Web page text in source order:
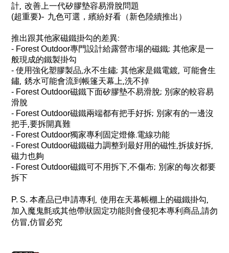
計, 改善上一代矽膠墊容易滑脫問題
(超重要)- 九色可選，繽紛好看（新色陸續推出）
推出跟其他家磁鐵掛勾的差異:
- Forest Outdoor專門設計給露營市場的磁鐵; 其他家是一
般現成的鐵製掛勾
- 使用強化塑膠製品,永不生鏽; 其他家是鐵電鍍, 可能會生
鏽, 銹水可能會流到帳篷天幕上,洗不掉
- Forest Outdoor磁鐵下面矽膠墊不易滑脫; 別家的較容易
滑脫
- Forest Outdoor磁鐵兩端都有把手好拆; 別家有的一邊沒
把手,要拆開真難
- Forest Outdoor獨家專利固定燈條.電線功能
- Forest Outdoor磁鐵磁力調整到最好用的磁性,拆拔好拆,
磁力也夠
- Forest Outdoor磁鐵可不用拆下,不傷布; 別家的每次都要
拆下
P. S. 本產品已申請專利 , 使用在天幕帳棚上的磁鐵掛勾,
加入魔鬼氈或其他帶狀固定功能則會侵犯本專利商品,請勿
仿冒,仿冒必究